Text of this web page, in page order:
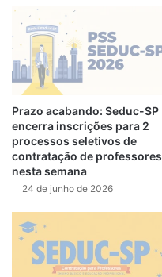
Prazo acabando: Seduc-SP
encerra inscrições para 2
processos seletivos de
contratação de professores
nesta semana
24 de junho de 2026